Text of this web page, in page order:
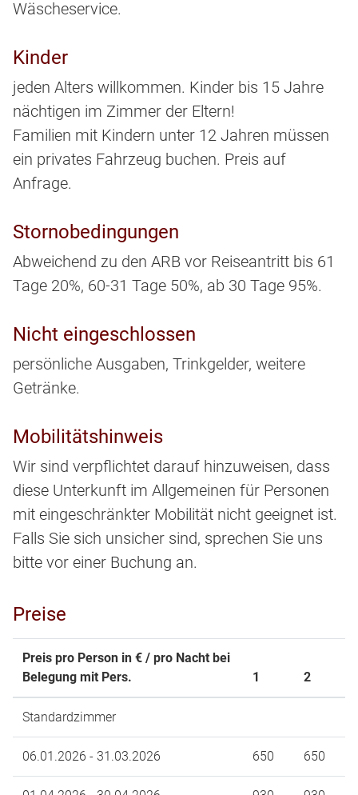
Wäscheservice.
Kinder
jeden Alters willkommen. Kinder bis 15 Jahre
nächtigen im Zimmer der Eltern!
Familien mit Kindern unter 12 Jahren müssen
ein privates Fahrzeug buchen. Preis auf
Anfrage.
Stornobedingungen
Abweichend zu den ARB vor Reiseantritt bis 61
Tage 20%, 60-31 Tage 50%, ab 30 Tage 95%.
Nicht eingeschlossen
persönliche Ausgaben, Trinkgelder, weitere
Getränke.
Mobilitätshinweis
Wir sind verpflichtet darauf hinzuweisen, dass
diese Unterkunft im Allgemeinen für Personen
mit eingeschränkter Mobilität nicht geeignet ist.
Falls Sie sich unsicher sind, sprechen Sie uns
bitte vor einer Buchung an.
Preise
Preis pro Person in € / pro Nacht bei
Belegung mit Pers.
1 2
Standardzimmer
06.01.2026 - 31.03.2026 650 650